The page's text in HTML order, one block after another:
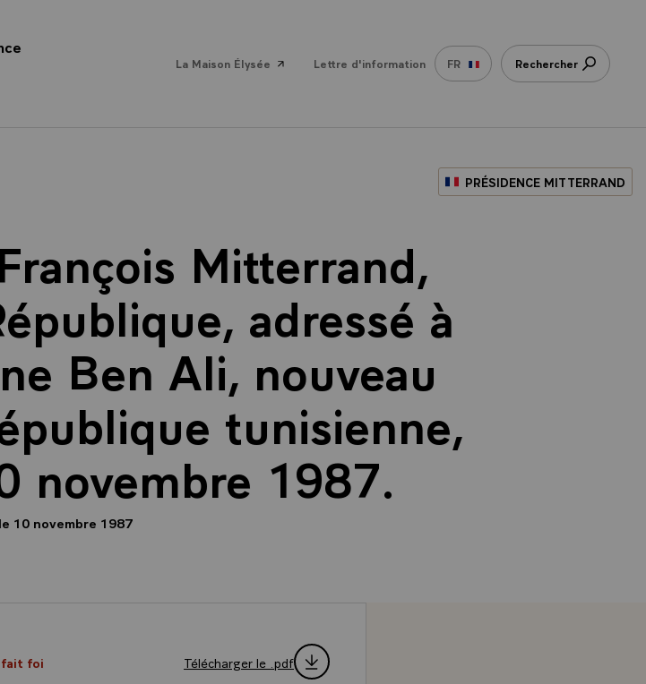
La Maison Élysée Lettre d'information FR Rechercher
PRÉSIDENCE MITTERRAND
Mitterrand,
adressé à
Ben Ali, nouveau
tunisienne,
novembre 1987.
10 novembre 1987
fait foi Télécharger le .pdf